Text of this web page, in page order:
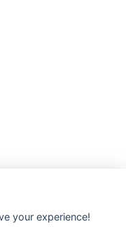
your experience!